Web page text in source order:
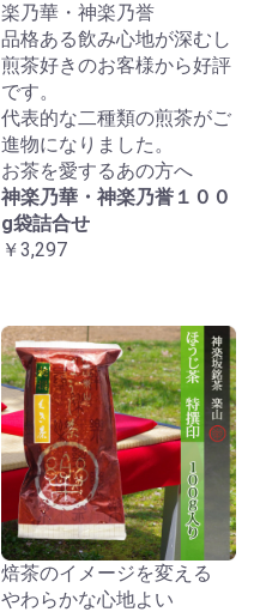
楽乃華・神楽乃誉
品格ある飲み心地が深むし
煎茶好きのお客様から好評
です。
代表的な二種類の煎茶がご
進物になりました。
お茶を愛するあの方へ
神楽乃華・神楽乃誉１００
g袋詰合せ
￥3,297
焙茶のイメージを変える
やわらかな心地よい